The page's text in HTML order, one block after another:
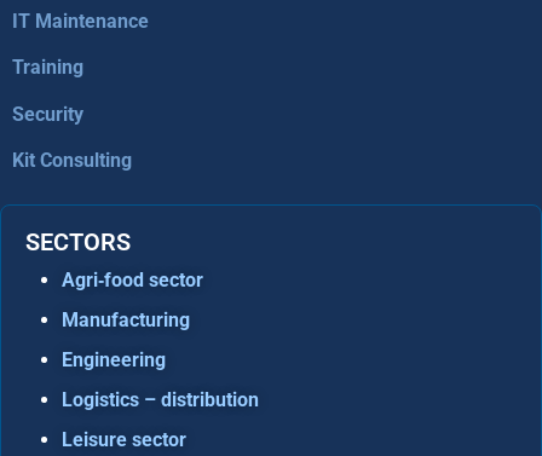
IT Maintenance
Training
Security
Kit Consulting
SECTORS
Agri‑food sector
Manufacturing
Engineering
Logistics – distribution
Leisure sector